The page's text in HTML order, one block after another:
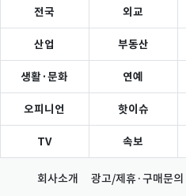
전국 외교
산업 부동산
생활·문화 연예
오피니언 핫이슈
TV 속보
회사소개 광고/제휴·구매문의